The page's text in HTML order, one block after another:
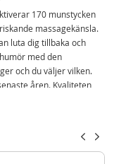
170 munstycken
massagekänsla.
luta dig tillbaka och
med den
och du väljer vilken.
åren. Kvaliteten
bubbelpooler.
livslängd på 48 timmar